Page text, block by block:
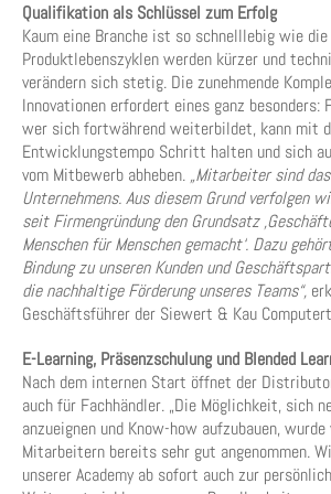
Qualifikation als Schlüssel zum Erfolg
Kaum eine Branche ist so schnelllebig wie die
Produktlebenszyklen werden kürzer und
verändern sich stetig. Die zunehmende
Innovationen erfordert eines ganz besonders:
wer sich fortwährend weiterbildet, kann mit
Entwicklungstempo Schritt halten und sich
vom Mitbewerb abheben. „Mitarbeiter sind
Unternehmens. Aus diesem Grund verfolgen
seit Firmengründung den Grundsatz
Menschen für Menschen gemacht‘. Dazu
Bindung zu unseren Kunden und
die nachhaltige Förderung unseres Teams“,
Geschäftsführer der Siewert & Kau
E-Learning, Präsenzschulung und Blended
Nach dem internen Start öffnet der
auch für Fachhändler. „Die Möglichkeit, sich
anzueignen und Know-how aufzubauen, wurde
Mitarbeitern bereits sehr gut angenommen.
unserer Academy ab sofort auch zur